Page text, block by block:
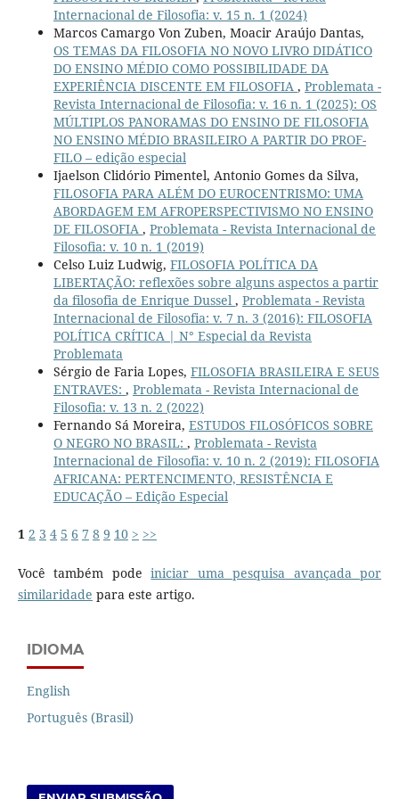
Internacional de Filosofia: v. 15 n. 1 (2024)
Marcos Camargo Von Zuben, Moacir Araújo Dantas,
OS TEMAS DA FILOSOFIA NO NOVO LIVRO DIDÁTICO
DO ENSINO MÉDIO COMO POSSIBILIDADE DA
EXPERIÊNCIA DISCENTE EM FILOSOFIA , Problemata -
Revista Internacional de Filosofia: v. 16 n. 1 (2025): OS
MÚLTIPLOS PANORAMAS DO ENSINO DE FILOSOFIA
NO ENSINO MÉDIO BRASILEIRO A PARTIR DO PROF-
FILO – edição especial
Ijaelson Clidório Pimentel, Antonio Gomes da Silva,
FILOSOFIA PARA ALÉM DO EUROCENTRISMO: UMA
ABORDAGEM EM AFROPERSPECTIVISMO NO ENSINO
DE FILOSOFIA , Problemata - Revista Internacional de
Filosofia: v. 10 n. 1 (2019)
Celso Luiz Ludwig, FILOSOFIA POLÍTICA DA
LIBERTAÇÃO: reflexões sobre alguns aspectos a partir
da filosofia de Enrique Dussel , Problemata - Revista
Internacional de Filosofia: v. 7 n. 3 (2016): FILOSOFIA
POLÍTICA CRÍTICA | N° Especial da Revista
Problemata
Sérgio de Faria Lopes, FILOSOFIA BRASILEIRA E SEUS
ENTRAVES: , Problemata - Revista Internacional de
Filosofia: v. 13 n. 2 (2022)
Fernando Sá Moreira, ESTUDOS FILOSÓFICOS SOBRE
O NEGRO NO BRASIL: , Problemata - Revista
Internacional de Filosofia: v. 10 n. 2 (2019): FILOSOFIA
AFRICANA: PERTENCIMENTO, RESISTÊNCIA E
EDUCAÇÃO – Edição Especial
1 2 3 4 5 6 7 8 9 10 > >>
Você também podeiniciar uma pesquisa avançada por
similaridade para este artigo.
IDIOMA
English
Português (Brasil)